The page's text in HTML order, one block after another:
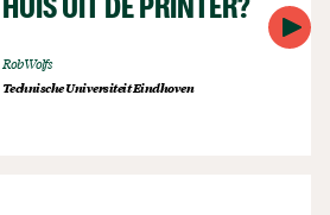
HUIS UIT DE PRINTER?
Rob Wolfs
Technische Universiteit Eindhoven